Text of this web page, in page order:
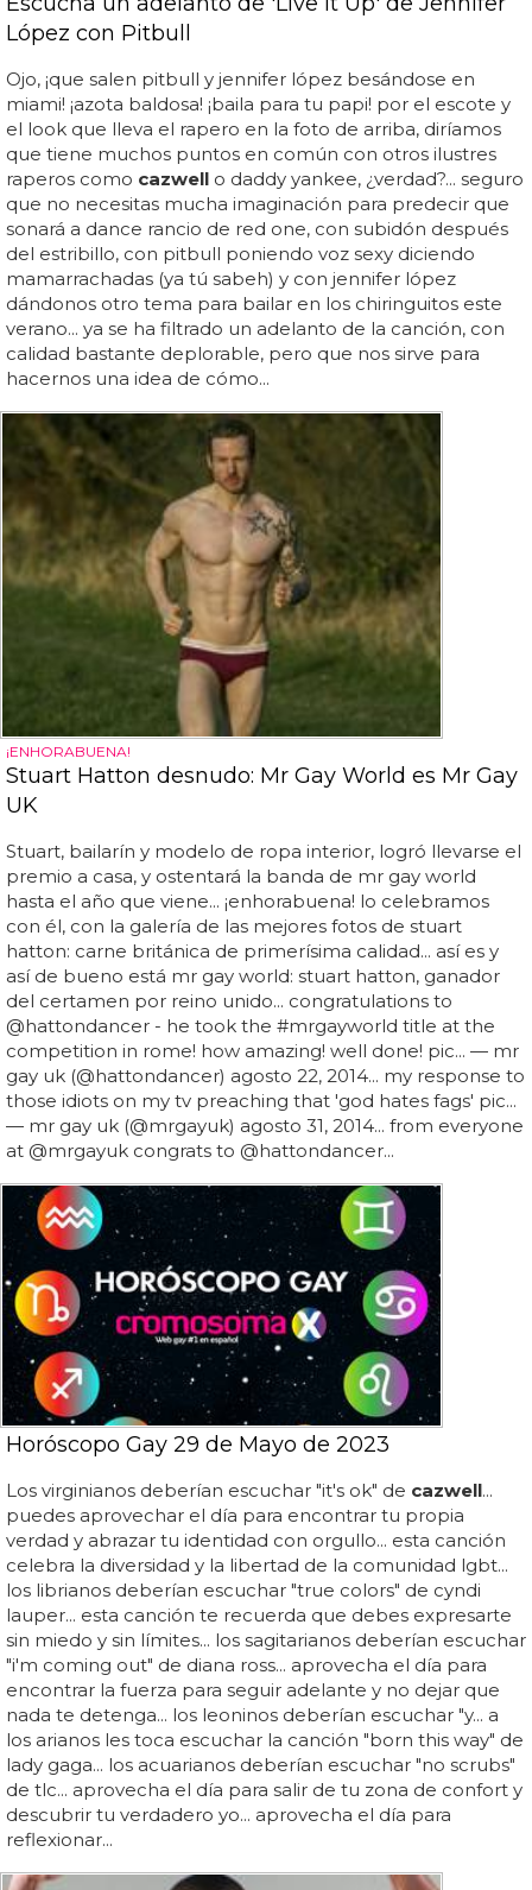
López con Pitbull
Ojo, ¡que salen pitbull y jennifer lópez besándose en
miami! ¡azota baldosa! ¡baila para tu papi! por el escote y
el look que lleva el rapero en la foto de arriba, diríamos
que tiene muchos puntos en común con otros ilustres
raperos como cazwell o daddy yankee, ¿verdad?... seguro
que no necesitas mucha imaginación para predecir que
sonará a dance rancio de red one, con subidón después
del estribillo, con pitbull poniendo voz sexy diciendo
mamarrachadas (ya tú sabeh) y con jennifer lópez
dándonos otro tema para bailar en los chiringuitos este
verano... ya se ha filtrado un adelanto de la canción, con
calidad bastante deplorable, pero que nos sirve para
hacernos una idea de cómo...
¡ENHORABUENA!
Stuart Hatton desnudo: Mr Gay World es Mr Gay
UK
Stuart, bailarín y modelo de ropa interior, logró llevarse el
premio a casa, y ostentará la banda de mr gay world
hasta el año que viene... ¡enhorabuena! lo celebramos
con él, con la galería de las mejores fotos de stuart
hatton: carne británica de primerísima calidad... así es y
así de bueno está mr gay world: stuart hatton, ganador
del certamen por reino unido... congratulations to
@hattondancer - he took the #mrgayworld title at the
competition in rome! how amazing! well done! pic... — mr
gay uk (@hattondancer) agosto 22, 2014... my response to
those idiots on my tv preaching that 'god hates fags' pic...
— mr gay uk (@mrgayuk) agosto 31, 2014... from everyone
at @mrgayuk congrats to @hattondancer...
Horóscopo Gay 29 de Mayo de 2023
Los virginianos deberían escuchar "it's ok" de cazwell...
puedes aprovechar el día para encontrar tu propia
verdad y abrazar tu identidad con orgullo... esta canción
celebra la diversidad y la libertad de la comunidad lgbt...
los librianos deberían escuchar "true colors" de cyndi
lauper... esta canción te recuerda que debes expresarte
sin miedo y sin límites... los sagitarianos deberían escuchar
"i'm coming out" de diana ross... aprovecha el día para
encontrar la fuerza para seguir adelante y no dejar que
nada te detenga... los leoninos deberían escuchar "y... a
los arianos les toca escuchar la canción "born this way" de
lady gaga... los acuarianos deberían escuchar "no scrubs"
de tlc... aprovecha el día para salir de tu zona de confort y
descubrir tu verdadero yo... aprovecha el día para
reflexionar...